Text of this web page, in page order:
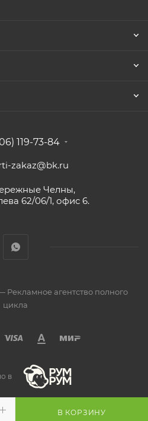
В КОРЗИНУ
119-73-84
zakaz@bk.ru
Челны,
62/06/1, офис 6.
Рекламное агентство полного
цикла
в